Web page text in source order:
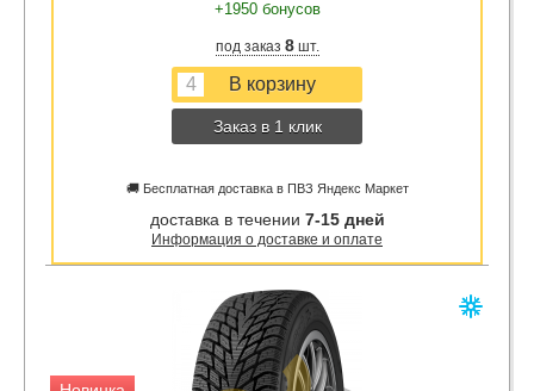
+1950 бонусов
под заказ 8шт.
Заказ в 1 клик
🚚 Бесплатная доставка в ПВЗ Яндекс Маркет
доставка в течении 7-15 дней
Информация о доставке и оплате